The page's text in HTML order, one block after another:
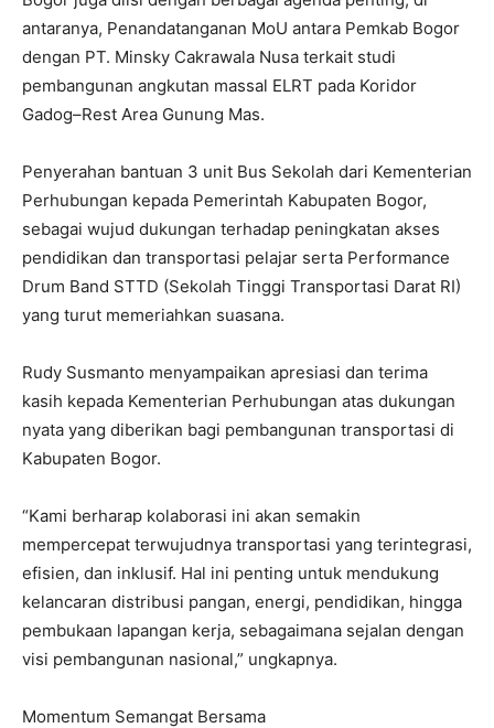
antaranya, Penandatanganan MoU antara Pemkab Bogor
dengan PT. Minsky Cakrawala Nusa terkait studi
pembangunan angkutan massal ELRT pada Koridor
Gadog–Rest Area Gunung Mas.
Penyerahan bantuan 3 unit Bus Sekolah dari Kementerian
Perhubungan kepada Pemerintah Kabupaten Bogor,
sebagai wujud dukungan terhadap peningkatan akses
pendidikan dan transportasi pelajar serta Performance
Drum Band STTD (Sekolah Tinggi Transportasi Darat RI)
yang turut memeriahkan suasana.
Rudy Susmanto menyampaikan apresiasi dan terima
kasih kepada Kementerian Perhubungan atas dukungan
nyata yang diberikan bagi pembangunan transportasi di
Kabupaten Bogor.
“Kami berharap kolaborasi ini akan semakin
mempercepat terwujudnya transportasi yang terintegrasi,
efisien, dan inklusif. Hal ini penting untuk mendukung
kelancaran distribusi pangan, energi, pendidikan, hingga
pembukaan lapangan kerja, sebagaimana sejalan dengan
visi pembangunan nasional,” ungkapnya.
Momentum Semangat Bersama